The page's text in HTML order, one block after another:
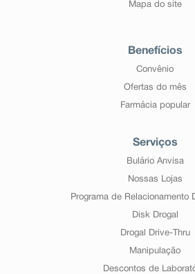
Mapa do site
Benefícios
Convênio
Ofertas do mês
Farmácia popular
Serviços
Bulário Anvisa
Nossas Lojas
Programa de Relacionamento
Disk Drogal
Drogal Drive-Thru
Manipulação
Descontos de